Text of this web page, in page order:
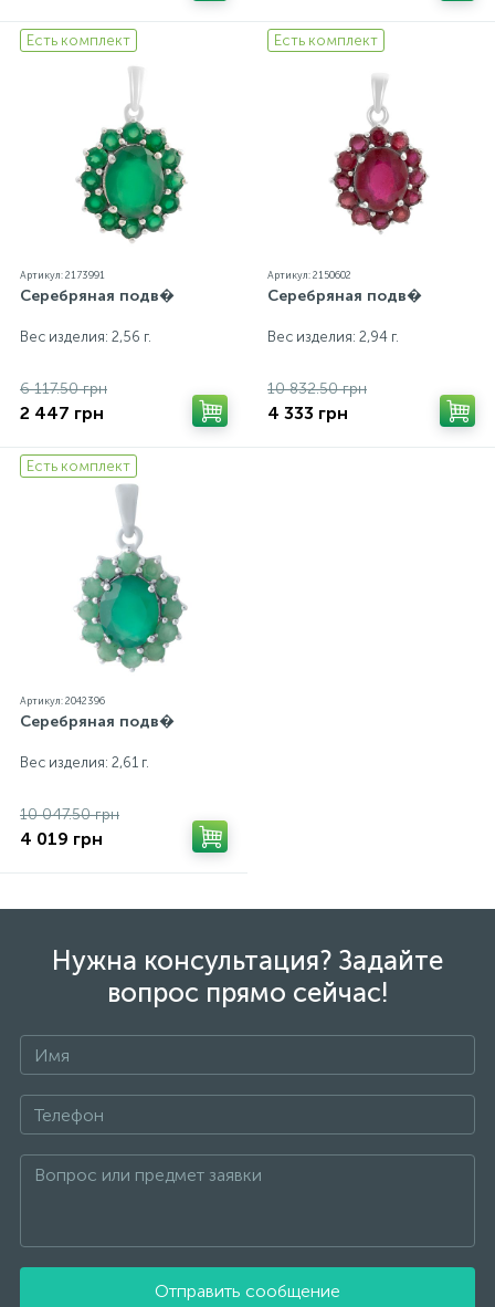
Есть комплект
Артикул: 2173991
Серебряная подв�
Вес изделия: 2,56 г.
6 117.50 грн
2 447 грн
Есть комплект
Артикул: 2150602
Серебряная подв�
Вес изделия: 2,94 г.
10 832.50 грн
4 333 грн
Есть комплект
Артикул: 2042396
Серебряная подв�
Вес изделия: 2,61 г.
10 047.50 грн
4 019 грн
Нужна консультация? Задайте
вопрос прямо сейчас!
Отправить сообщение